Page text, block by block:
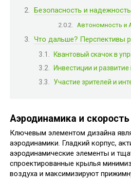
Безопасность и надежность
Автономность и
Что дальше? Перспективы
Квантовый скачок в
Инвестиции и
Участие зрителей и
Аэродинамика и скорость
Ключевым элементом дизайна
аэродинамики. Гладкий корпус,
аэродинамические элементы и
спроектированные крылья
воздуха и максимизируют